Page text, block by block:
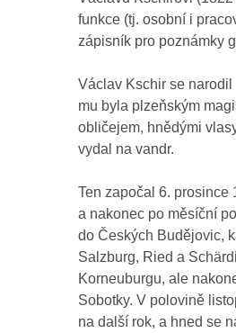
funkce (tj. osobní i
zápisník pro poznámky
Václav Kschir se
mu byla plzeňským
obličejem, hnědými
vydal na vandr.
Ten započal 6. prosince
a nakonec po měsíční
do Českých Budějovic,
Salzburg, Ried a
Korneuburgu, ale
Sobotky. V polovině
na další rok, a hned se